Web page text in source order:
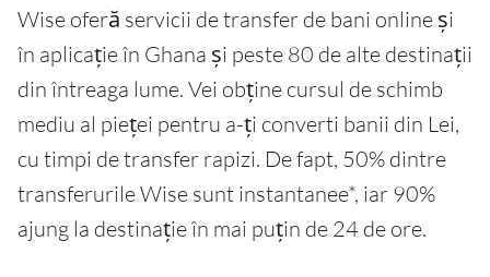
Wise oferă servicii de transfer de bani online și
în aplicație în Ghana și peste 80 de alte destinații
din întreaga lume. Vei obține cursul de schimb
mediu al pieței pentru a-ți converti banii din Lei,
cu timpi de transfer rapizi. De fapt, 50% dintre
transferurile Wise sunt instantanee*, iar 90%
ajung la destinație în mai puțin de 24 de ore.